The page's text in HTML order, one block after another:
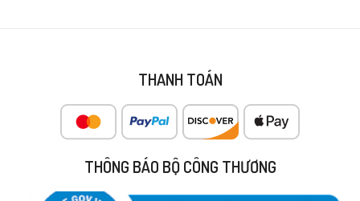
THANH TOÁN
THÔNG BÁO BỘ CÔNG THƯƠNG